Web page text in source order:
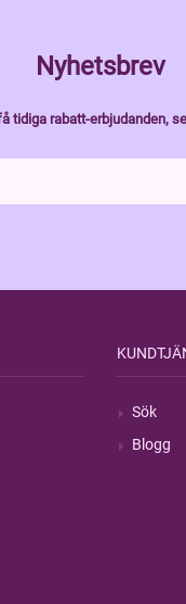
Nyhetsbrev
tidiga rabatt-erbjudanden,
Sök
Blogg